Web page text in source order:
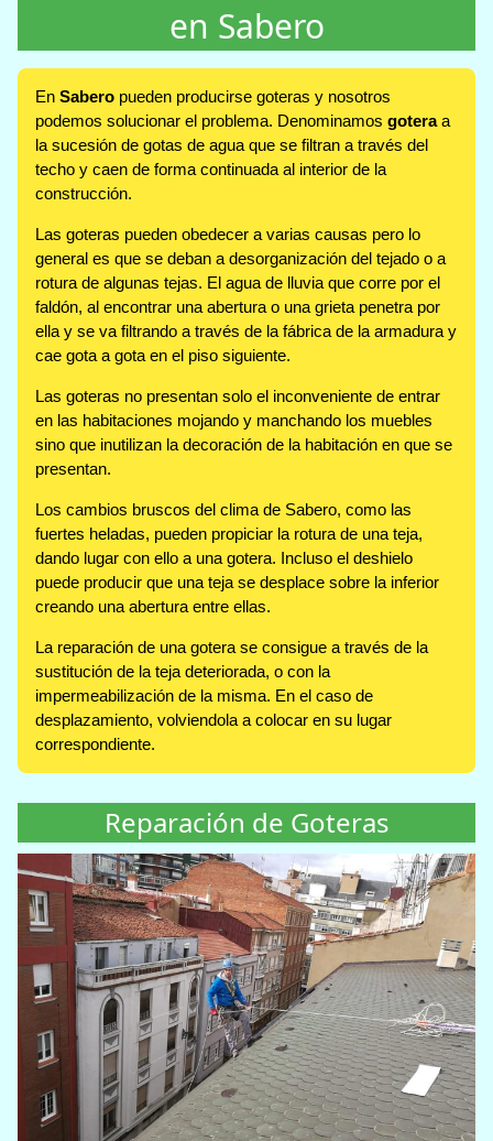
en Sabero
En Sabero pueden producirse goteras y nosotros
podemos solucionar el problema. Denominamos goteraa
la sucesión de gotas de agua que se filtran a través del
techo y caen de forma continuada al interior de la
construcción.
Las goteras pueden obedecer a varias causas pero lo
general es que se deban a desorganización del tejado o a
rotura de algunas tejas. El agua de lluvia que corre por el
faldón, al encontrar una abertura o una grieta penetra por
ella y se va filtrando a través de la fábrica de la armadura y
cae gota a gota en el piso siguiente.
Las goteras no presentan solo el inconveniente de entrar
en las habitaciones mojando y manchando los muebles
sino que inutilizan la decoración de la habitación en que se
presentan.
Los cambios bruscos del clima de Sabero, como las
fuertes heladas, pueden propiciar la rotura de una teja,
dando lugar con ello a una gotera. Incluso el deshielo
puede producir que una teja se desplace sobre la inferior
creando una abertura entre ellas.
La reparación de una gotera se consigue a través de la
sustitución de la teja deteriorada, o con la
impermeabilización de la misma. En el caso de
desplazamiento, volviendola a colocar en su lugar
correspondiente.
Reparación de Goteras